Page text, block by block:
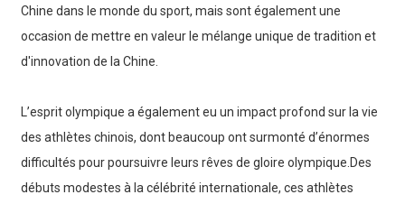
Chine dans le monde du sport, mais sont également une
occasion de mettre en valeur le mélange unique de tradition et
d'innovation de la Chine.
L’esprit olympique a également eu un impact profond sur la vie
des athlètes chinois, dont beaucoup ont surmonté d’énormes
difficultés pour poursuivre leurs rêves de gloire olympique.Des
débuts modestes à la célébrité internationale, ces athlètes